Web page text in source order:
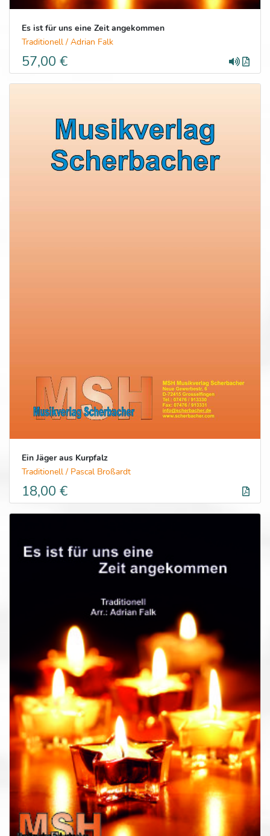
Es ist für uns eine Zeit angekommen
Traditionell / Adrian Falk
57,00 €
Ein Jäger aus Kurpfalz
Traditionell / Pascal Broßardt
18,00 €